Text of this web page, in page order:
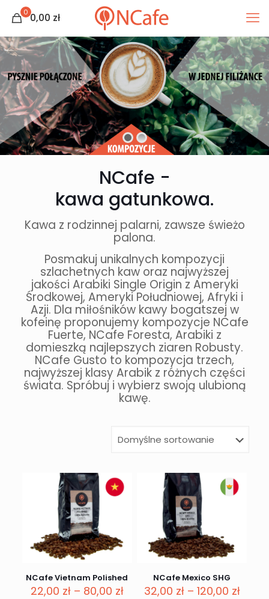
0 0,00 zł
NCafe -
kawa gatunkowa.
Kawa z rodzinnej palarni, zawsze świeżo
palona.
Posmakuj unikalnych kompozycji
szlachetnych kaw oraz najwyższej
jakości Arabiki Single Origin z Ameryki
Środkowej, Ameryki Południowej, Afryki i
Azji. Dla miłośników kawy bogatszej w
kofeinę proponujemy kompozycje NCafe
Fuerte, NCafe Foresta, Arabiki z
domieszką najlepszych ziaren Robusty.
NCafe Gusto to kompozycja trzech,
najwyższej klasy Arabik z różnych części
świata. Spróbuj i wybierz swoją ulubioną
kawę.
NCafe Vietnam Polished
22,00 zł – 80,00 złZakres
NCafe Mexico SHG
32,00 zł – 120,00 zł